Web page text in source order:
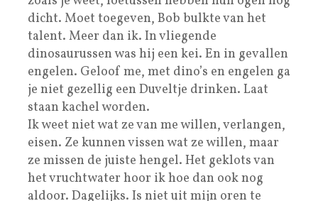
dicht. Moet toegeven, Bob bulkte van het
talent. Meer dan ik. In vliegende
dinosaurussen was hij een kei. En in gevallen
engelen. Geloof me, met dino’s en engelen ga
je niet gezellig een Duveltje drinken. Laat
staan kachel worden.
Ik weet niet wat ze van me willen, verlangen,
eisen. Ze kunnen vissen wat ze willen, maar
ze missen de juiste hengel. Het geklots van
het vruchtwater hoor ik hoe dan ook nog
aldoor. Dagelijks. Is niet uit mijn oren te